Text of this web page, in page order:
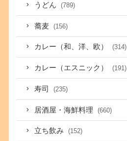
うどん (789)
蕎麦 (156)
カレー（和、洋、欧） (314)
カレー（エスニック） (191)
寿司 (235)
居酒屋・海鮮料理 (660)
立ち飲み (152)